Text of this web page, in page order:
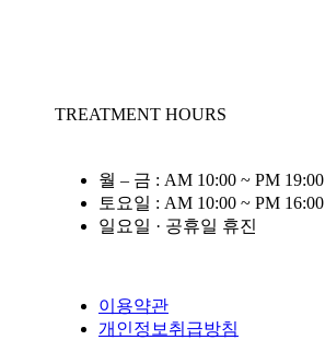
TREATMENT HOURS
월 – 금 : AM 10:00 ~ PM 19:00
토요일 : AM 10:00 ~ PM 16:00
일요일 · 공휴일 휴진
이용약관
개인정보취급방침